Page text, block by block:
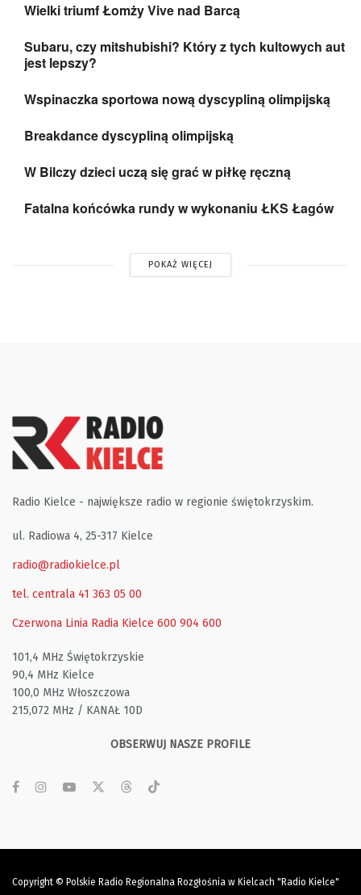
Wielki triumf Łomży Vive nad Barcą
Subaru, czy mitshubishi? Który z tych kultowych aut
jest lepszy?
Wspinaczka sportowa nową dyscypliną olimpijską
Breakdance dyscypliną olimpijską
W Bilczy dzieci uczą się grać w piłkę ręczną
Fatalna końcówka rundy w wykonaniu ŁKS Łagów
POKAŻ WIĘCEJ
Radio Kielce - największe radio w regionie świętokrzyskim.
ul. Radiowa 4, 25-317 Kielce
radio@radiokielce.pl
tel. centrala 41 363 05 00
Czerwona Linia Radia Kielce 600 904 600
101,4 MHz Świętokrzyskie
90,4 MHz Kielce
100,0 MHz Włoszczowa
215,072 MHz / KANAŁ 10D
OBSERWUJ NASZE PROFILE
Copyright © Polskie Radio Regionalna Rozgłośnia w Kielcach "Radio Kielce"